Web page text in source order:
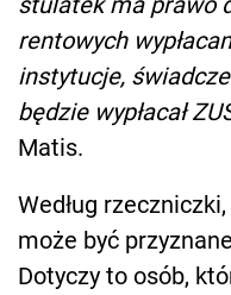
rentowych
instytucje,
będzie wypłacał
Matis.
Według
może być
Dotyczy to osób,